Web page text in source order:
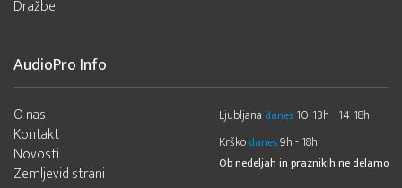
Dražbe
AudioPro Info
O nas
Kontakt
Novosti
Zemljevid strani
Ljubljana danes 10-13h - 14-18h
Krško danes9h - 18h
Ob nedeljah in praznikih ne delamo